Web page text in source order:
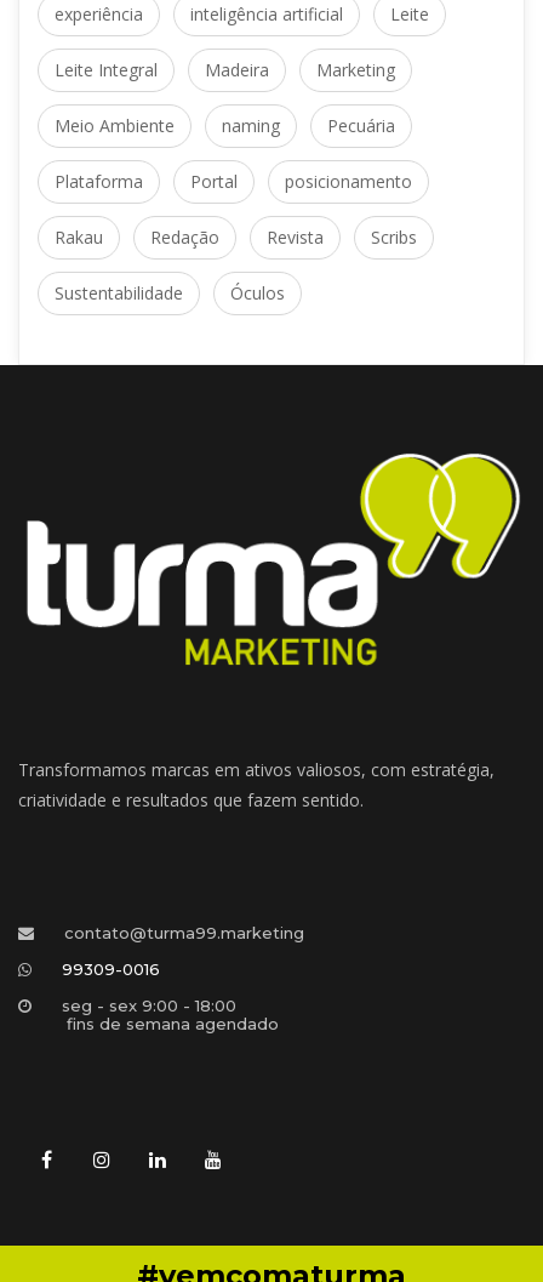
experiência inteligência artificial Leite
Leite Integral Madeira Marketing
Meio Ambiente naming Pecuária
Plataforma Portal posicionamento
Rakau Redação Revista Scrib
Sustentabilidade Óculo
Transformamos marcas em ativos valiosos, com estratégia,
criatividade e resultados que fazem sentido.
contato@turma99.marketing
99309-0016
eg - sex 9:00 - 18:00
fins de semana agendado